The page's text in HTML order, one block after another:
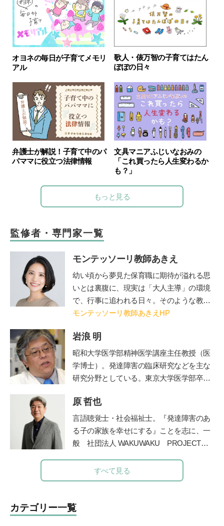
オヨネの毎日が子育てメモリ
アル
歌人・俵万智の子育てはたん
ぽぽの日々
弁護士が解説！子育て中のパ
パママに役立つ法律情報
文具マニアふじいなおみの
「これ買ったら人生変わるか
も？」
もっと見る
監修者・専門家一覧
モンテッソーリ教師あきえ
幼い頃から夢見た保育職に期待が溢れる思
いとは裏腹に、現実は「大人主導」の環境
で、行事に追われる日々。そのような教育
現場に「もっと一人ひとりを尊重し、
いか」とショックと疑問を感じる。その
後、自身の出産を機に「日本の教育は本当
にこのままでよいのか」というさらなる強
い疑問を感じ、退職してモンテッソーリ教
「子育てのためにモンテッソーリ教育を学
べるオンラインスクール Montessori Pare
nts」創設、オンラインコミュニティ”Ｐａ
ｒｋ”主宰。2021年1月に初著書「モンテッ
て」(すばる舎)、2022年3月に「モンテッ
ソーリ流 声かけ変換ワークブック」(宝島
モンテッソーリ教師あきえHP
岩浪 明
昭和大学医学部精神医学講座主任教授（医
学博士）。発達障害の臨床研究などを主な
研究分野としている。東京大学医学部卒業
東京大学医学部精神医学教室助教授、埼玉
医科大学准教授などを経て、2012年より現
職。2015年より昭和大学附属烏山病院長を
兼任、ADHD専門外来を担当。著書に、ベ
書）など多数。
原 哲也
言語聴覚士・社会福祉士。
『発達障害のあ
る子の家族を幸せにする』ことを志に、一
般
社団法人 WAKUWAKU PROJECT
ある子のプライベートレッスンやワークシ
ョップ、保育士や教諭を対象にした講座を
と家族が幸せになる方法』（学苑社）、
『発達障害の子
すべて見る
カテゴリー一覧